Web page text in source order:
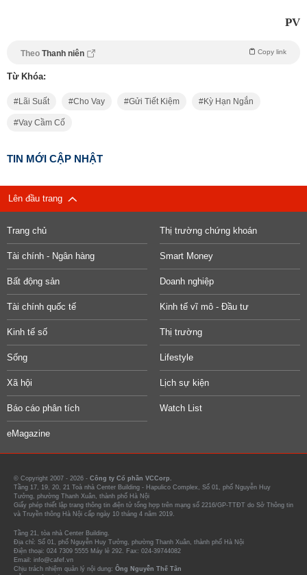
PV
Theo Thanh niên Copy link
Từ Khóa:
Lãi Suất Cho Vay Gửi Tiết Kiệm Kỳ Hạn Ngắn
Vay Cầm Cố
TIN MỚI CẬP NHẬT
Lên đầu trang
Trang chủ Thị trường chứng khoán
Tài chính - Ngân hàng Smart Money
Bất động sản Doanh nghiệp
Tài chính quốc tế Kinh tế vĩ mô - Đầu tư
Kinh tế số Thị trường
Sống Lifestyle
Xã hội Lịch sự kiện
Báo cáo phân tích Watch List
eMagazine
© Copyright 2007 - 2026 - Công ty Cổ phần VCCorp.
Tầng 17, 19, 20, 21 Toà nhà Center Building - Hapulico Complex, Số 01, phố Nguyễn Huy
Tưởng, phường Thanh Xuân, thành phố Hà Nội
Giấy phép thiết lập trang thông tin điện tử tổng hợp trên mạng số 2216/GP-TTĐT do Sở Thông tin
và Truyền thông Hà Nội cấp ngày 10 tháng 4 năm 2019.
Tầng 21, tòa nhà Center Building.
Địa chỉ: Số 01, phố Nguyễn Huy Tưởng, phường Thanh Xuân, thành phố Hà Nội
Điện thoại: 024 7309 5555 Máy lẻ 292. Fax: 024-39744082
Email: info@cafef.vn
Chịu trách nhiệm quản lý nội dung: Ông Nguyễn Thế Tân